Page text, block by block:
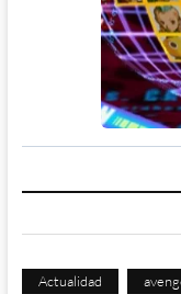
Actualidad